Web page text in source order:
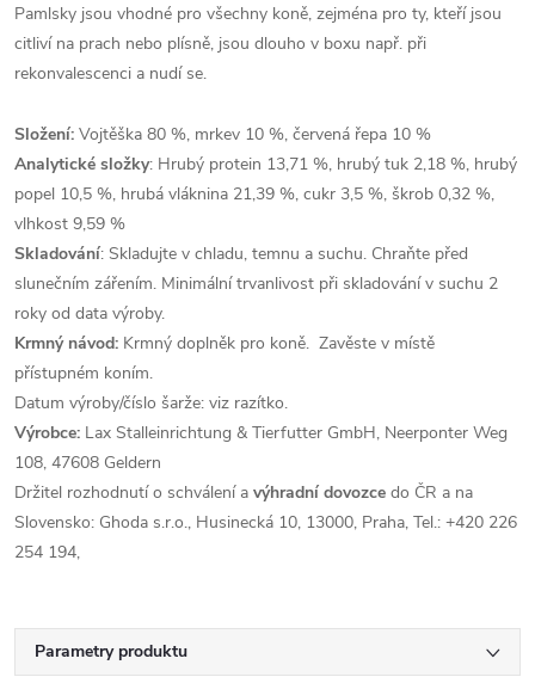
Pamlsky jsou vhodné pro všechny koně, zejména pro ty, kteří jsou
citliví na prach nebo plísně, jsou dlouho v boxu např. při
rekonvalescenci a nudí se.
Složení: Vojtěška 80 %, mrkev 10 %, červená řepa 10 %
Analytické složky: Hrubý protein 13,71 %, hrubý tuk 2,18 %, hrubý
popel 10,5 %, hrubá vláknina 21,39 %, cukr 3,5 %, škrob 0,32 %,
vlhkost 9,59 %
Skladování: Skladujte v chladu, temnu a suchu. Chraňte před
slunečním zářením. Minimální trvanlivost při skladování v suchu 2
roky od data výroby.
Krmný návod: Krmný doplněk pro koně. Zavěste v místě
přístupném koním.
Datum výroby/číslo šarže: viz razítko.
Výrobce: Lax Stalleinrichtung & Tierfutter GmbH, Neerponter Weg
108, 47608 Geldern
Držitel rozhodnutí o schválení a výhradní dovozce do ČR a na
Slovensko: Ghoda s.r.o., Husinecká 10, 13000, Praha, Tel.: +420 226
254 194,
Parametry produktu